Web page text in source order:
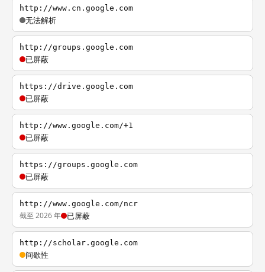
http://www.cn.google.com
无法解析
http://groups.google.com
已屏蔽
https://drive.google.com
已屏蔽
http://www.google.com/+1
已屏蔽
https://groups.google.com
已屏蔽
http://www.google.com/ncr
截至 2026 年 已屏蔽
http://scholar.google.com
间歇性